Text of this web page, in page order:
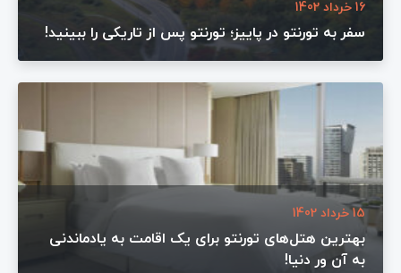
16 خرداد 1402
سفر به تورنتو در پاییز؛ تورنتو پس از تاریکی را ببینید!
15 خرداد 1402
بهترین هتل‌های تورنتو برای یک اقامت به یادماندنی
به آن ور دنیا!